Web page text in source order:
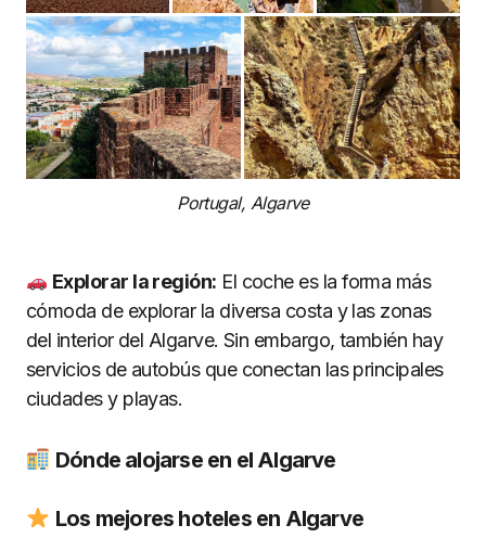
Portugal, Algarve
Explorar la región: El coche es la forma más
cómoda de explorar la diversa costa y las zonas
del interior del Algarve. Sin embargo, también hay
servicios de autobús que conectan las principales
ciudades y playas.
Dónde alojarse en el Algarve
Los mejores hoteles en Algarve